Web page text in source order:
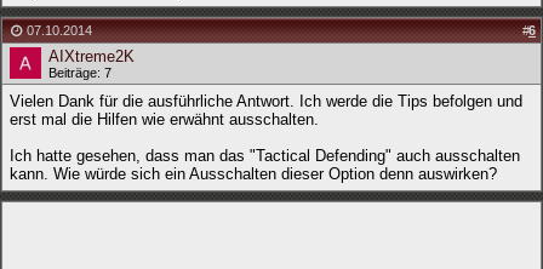
07.10.2014 #6
AIXtreme2K
Beiträge: 7
Vielen Dank für die ausführliche Antwort. Ich werde die Tips befolgen und
erst mal die Hilfen wie erwähnt ausschalten.
Ich hatte gesehen, dass man das "Tactical Defending" auch ausschalten
kann. Wie würde sich ein Ausschalten dieser Option denn auswirken?